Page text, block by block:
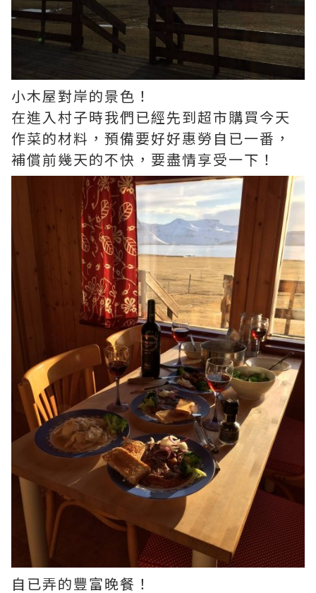
小木屋對岸的景色！
在進入村子時我們已經先到超市購買今天
作菜的材料，預備要好好惠勞自已一番，
補償前幾天的不快，要盡情享受一下！
自已弄的豐富晚餐！